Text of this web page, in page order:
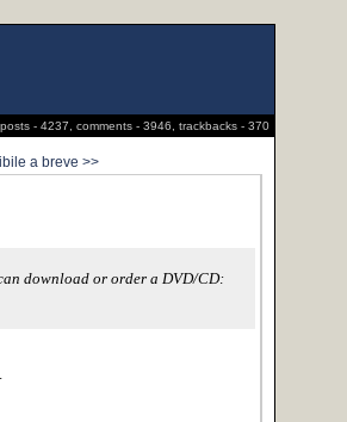
posts - 4237, comments - 3946, trackbacks - 370
a breve >>
download or order a DVD/CD: